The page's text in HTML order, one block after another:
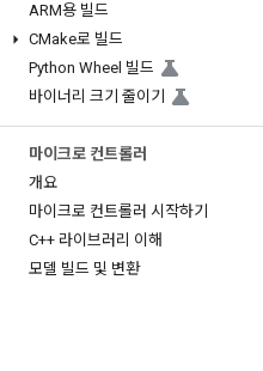
ARM용 빌드
CMake로 빌드
Python Wheel 빌드
바이너리 크기 줄이기
마이크로 컨트롤러
개요
마이크로 컨트롤러 시작하기
C++ 라이브러리 이해
모델 빌드 및 변환